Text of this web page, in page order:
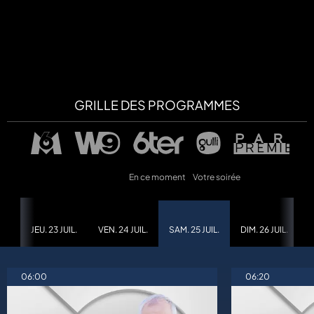
GRILLE DES PROGRAMMES
En ce moment Votre soirée
JEU. 23 JUIL. VEN. 24 JUIL. SAM. 25 JUIL. DIM. 26 JUIL.
06:00 06:20